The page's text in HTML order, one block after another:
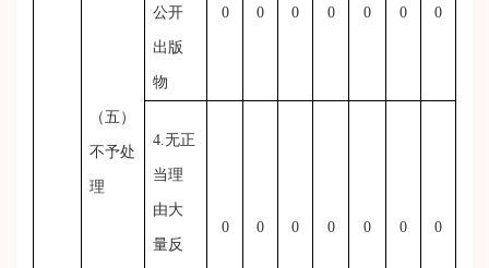
（五）
不予处
理
公开
出版
物
0 0 0 0 0 0 0
4.无正
当理
由大
量反
0 0 0 0 0 0 0